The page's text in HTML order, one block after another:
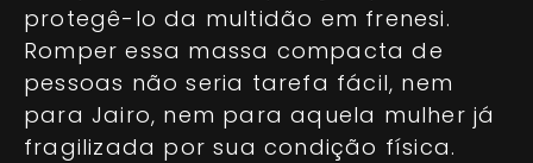
protegê-lo da multidão em frenesi.
Romper essa massa compacta de
pessoas não seria tarefa fácil, nem
para Jairo, nem para aquela mulher já
fragilizada por sua condição física.